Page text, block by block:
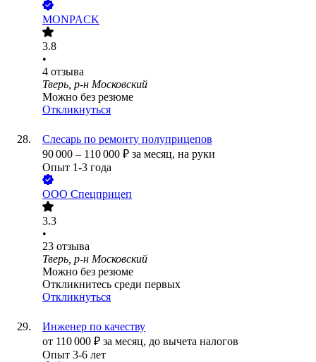
MONPACK
3.8
•
4 отзыва
Тверь, р-н Московский
Можно без резюме
Откликнуться
Слесарь по ремонту полуприцепов
90 000 – 110 000 ₽ за месяц, на руки
Опыт 1-3 года
ООО Спецприцеп
3.3
•
23 отзыва
Тверь, р-н Московский
Можно без резюме
Откликнитесь среди первых
Откликнуться
Инженер по качеству
от 110 000 ₽ за месяц, до вычета налогов
Опыт 3-6 лет